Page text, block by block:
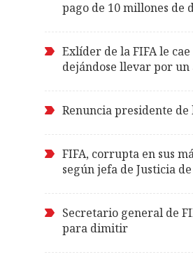
pago de 10 millones de
Exlíder de la FIFA le
dejándose llevar por
Renuncia presidente de
FIFA, corrupta en sus
según jefa de Justicia
Secretario general de
para dimitir